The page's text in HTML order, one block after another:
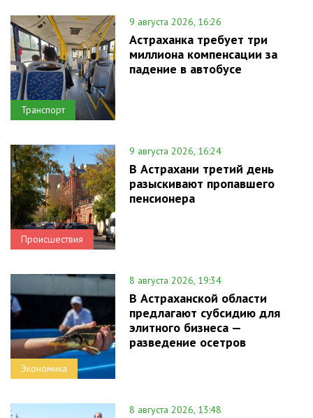
Транспорт
9 августа 2026, 16:26
Астраханка требует три
миллиона компенсации за
падение в автобусе
Происшествия
9 августа 2026, 16:24
В Астрахани третий день
разыскивают пропавшего
пенсионера
Экономика
8 августа 2026, 19:34
В Астраханской области
предлагают субсидию для
элитного бизнеса —
разведение осетров
8 августа 2026, 13:48